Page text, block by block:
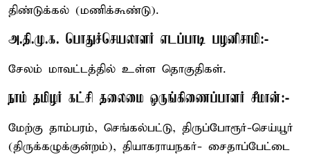
திண்டுக்கல் (மணிக்கூண்டு).
அ.தி.மு.க. பொதுச்செயலாளர் எடப்பாடி பழனிசாமி:-
சேலம் மாவட்டத்தில் உள்ள தொகுதிகள்.
நாம் தமிழர் கட்சி தலைமை ஒருங்கிணைப்பாளர் சீமான்:-
மேற்கு தாம்பரம், செங்கல்பட்டு, திருப்போரூர்-செய்யூர்
(திருக்கழுக்குன்றம்), தியாகராயநகர்- சைதாப்பேட்டை